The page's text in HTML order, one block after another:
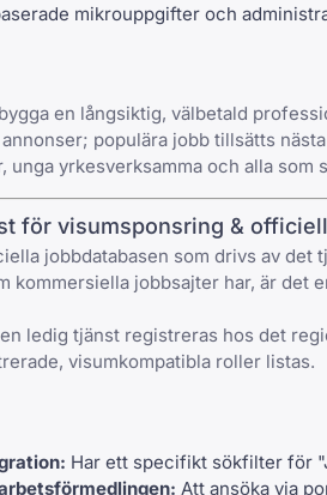
mikrouppgifter och
en långsiktig, välbetald
populära jobb tillsätts
unga yrkesverksamma och alla
för visumsponsring &
jobbdatabasen som drivs av
kommersiella jobbsajter har, är
ledig tjänst registreras hos det
visumkompatibla roller listas.
Har ett specifikt sökfilter för
Att ansöka via